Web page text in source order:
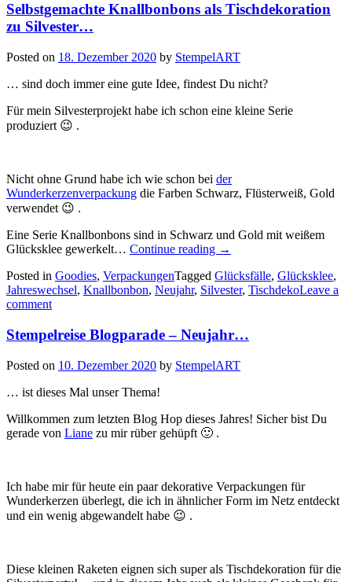
Glückspilz
Selbstgemachte Knallbonbons als Tischdekoration
zu Silvester…
Posted on 18. Dezember 2020 by StempelART
… sind doch immer eine gute Idee, findest Du nicht?
Für mein Silvesterprojekt habe ich schon eine kleine Serie
produziert 😉 .
Nicht ohne Grund habe ich wie schon bei der
Wunderkerzenverpackung die Farben Schwarz, Flüsterweiß, Gold
verwendet 😉 .
Eine Serie Knallbonbons sind in Schwarz und Gold mit weißem
Glücksklee gewerkelt… Continue reading „Selbstgemachte
als
Tischdekoration
→
Posted in Goodies, VerpackungenTagged Glücksfälle, Glücksklee,
Jahreswechsel, Knallbonbon, Neujahr, Silvester, TischdekoLeave a
comment
Stempelreise Blogparade – Neujahr…
Posted on 10. Dezember 2020 by StempelART
… ist dieses Mal unser Thema!
Willkommen zum letzten Blog Hop dieses Jahres! Sicher bist Du
gerade von Liane zu mir rüber gehüpft 🙂 .
Ich habe mir für heute ein paar dekorative Verpackungen für
Wunderkerzen überlegt, die ich in ähnlicher Form im Netz entdeckt
und ein wenig abgewandelt habe 😉 .
Diese kleinen Raketen eignen sich super als Tischdekoration für die